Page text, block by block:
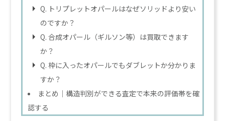
Q. トリプレットオパールはなぜソリッドより安い
のですか？
Q. 合成オパール（ギルソン等）は買取できます
か？
Q. 枠に入ったオパールでもダブレットか分かりま
すか？
まとめ｜構造判別ができる査定で本来の評価帯を確
認する